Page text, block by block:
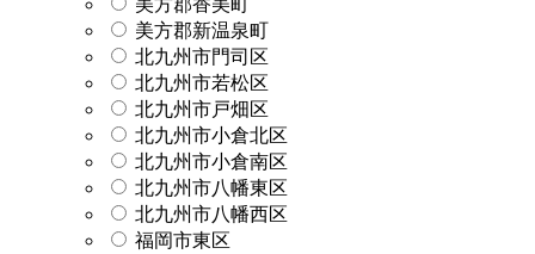
美方郡新温泉町
北九州市門司区
北九州市若松区
北九州市戸畑区
北九州市小倉北区
北九州市小倉南区
北九州市八幡東区
北九州市八幡西区
福岡市東区